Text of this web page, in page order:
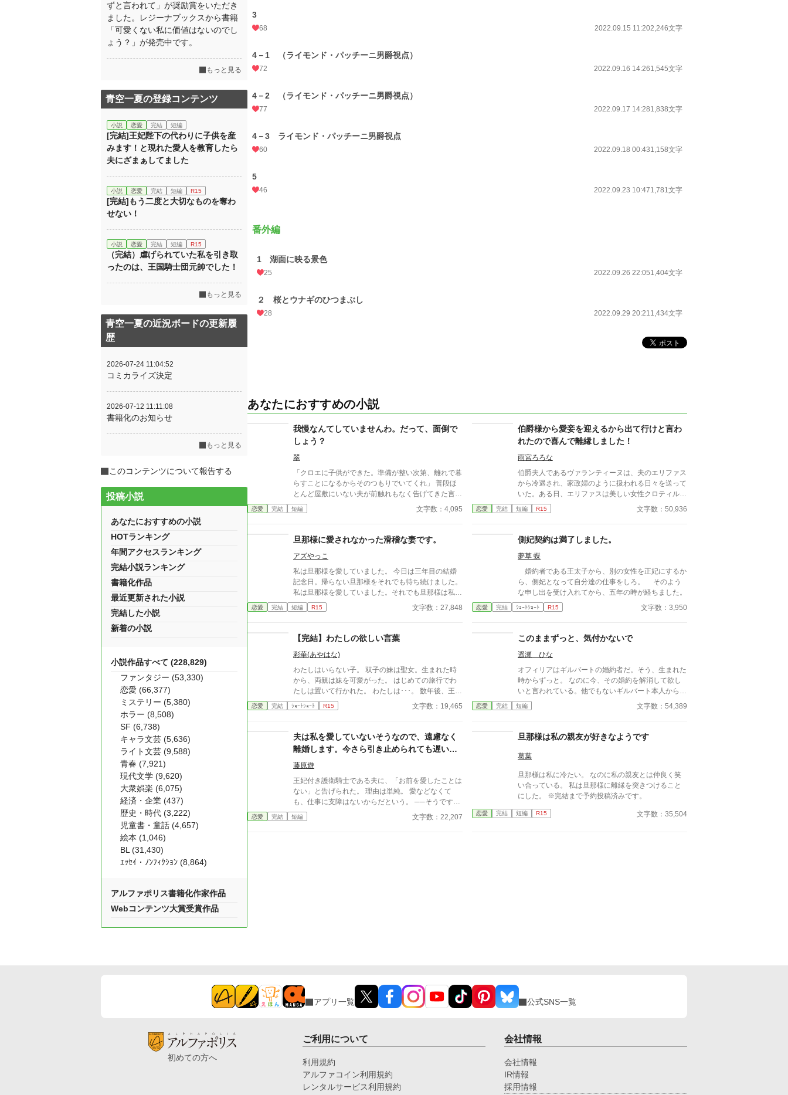
3
68 2022.09.15 11:202,246文字
4－1 （ライモンド・パッチーニ男爵視点）
72 2022.09.16 14:261,545文字
4－2 （ライモンド・パッチーニ男爵視点）
77 2022.09.17 14:281,838文字
4－3 ライモンド・パッチーニ男爵視点
60 2022.09.18 00:431,158文字
5
46 2022.09.23 10:471,781文字
番外編
1 湖面に映る景色
25 2022.09.26 22:051,404文字
２ 桜とウナギのひつまぶし
28 2022.09.29 20:211,434文字
あなたにおすすめの小説
我慢なんてしていませんわ。だって、面倒で
しょう？
翠
「クロエに子供ができた。準備が整い次第、離れで暮
らすことになるからそのつもりでいてくれ」 普段ほ
とんど屋敷にいない夫が前触れもなく告げてきた言葉
をきっかけに、レティシアは“三年間”の契約を終わら
せることにした。 赤の他人を屋敷に迎えることはし
って、面倒でしょう？」 不誠実な夫も、無意味な結
婚も、 この際すべて切り捨ててしまいましょう。
恋愛 完結 短編 文字数：4,095
伯爵様から愛妾を迎えるから出て行けと言わ
れたので喜んで離縁しました！
雨宮ろろな
伯爵夫人であるヴァランティーヌは、夫のエリファス
から冷遇され、家政婦のように扱われる日々を送って
いた。ある日、エリファスは美しい女性クロティルド
を本邸に連れ帰り、「彼女を愛妾にする。お前との婚
姻は終わりだ」と冷酷に離縁を言い渡す。ヴァランテ
れて館を去った。 自由の身となった彼女を待ってい
かな心を慕っていた、隣国の若き公爵カジミールだっ
た。カジミールの領地で温かく迎えられ、本来の輝き
を取り戻していくヴァランティーヌ。 一方、彼女を
失った伯爵邸は、ヴァランティーヌの細やかな差配が
をたどる。激しい後悔に苛まれたエリファスは彼女を
恋愛 完結 短編 R15 文字数：50,936
旦那様に愛されなかった滑稽な妻です。
アズやっこ
私は旦那様を愛していました。 今日は三年目の結婚
記念日。帰らない旦那様をそれでも待ち続けました。
私は旦那様を愛していました。それでも旦那様は私を
愛してくれないのですね。 これはお別れではありま
せん。役目が終わったので交代するだけです。役立た
恋愛 完結 短編 R15 文字数：27,848
側妃契約は満了しました。
夢草 蝶
婚約者である王太子から、別の女性を正妃にするか
ら、側妃となって自分達の仕事をしろ。 そのよう
な申し出を受け入れてから、五年の時が経ちました。
恋愛 完結 ｼｮｰﾄｼｮｰﾄ R15 文字数：3,950
【完結】わたしの欲しい言葉
彩華(あやはな)
わたしはいらない子。 双子の妹は聖女。生まれた時
から、両親は妹を可愛がった。 はじめての旅行でわ
たしは置いて行かれた。 わたしは･･･。 数年後、王太
子と結婚した聖女たちの前に現れた帝国の使者。彼女
は一足の靴を彼らの前にさしだしたー。 ＊ドロッと
い。
恋愛 完結 ｼｮｰﾄｼｮｰﾄ R15 文字数：19,465
このままずっと、気付かないで
遥瀬 ひな
オフィリアはギルバートの婚約者だ。そう、生まれた
時からずっと。 なのに今、その婚約を解消して欲し
いと言われている。他でもないギルバート本人から、
なんの前触れもなく突然に。 「すまない、オフィリ
ア。」 「畏まりました、王太子殿下。」 そう答える
はいないと分かっているから。 《読点連作〜せつな
恋愛 完結 短編 文字数：54,389
夫は私を愛していないそうなので、遠慮なく
離婚します。今さら引き止められても遅いで
す
藤原遊
王妃付き護衛騎士である夫に、「お前を愛したことは
ない」と告げられた。 理由は単純。 愛などなくて
も、仕事に支障はないからだという。 ──そうです
か。 それなら、こちらも遠慮する必要はありません
ね。 王妃の機嫌、侍女たちとの関係、贈り物の選
恋愛 完結 短編 文字数：22,207
旦那様は私の親友が好きなようです
葛葉
旦那様は私に冷たい。 なのに私の親友とは仲良く笑
い合っている。 私は旦那様に離縁を突きつけること
にした。 ※完結まで予約投稿済みです。
恋愛 完結 短編 R15 文字数：35,504
ずと言われて」が奨励賞をいただき
ました。レジーナブックスから書籍
「可愛くない私に価値はないのでし
ょう？」が発売中です。
もっと見る
青空一夏の登録コンテンツ
小説 恋愛 完結 短編
[完結]王妃陛下の代わりに子供を産
みます！と現れた愛人を教育したら
夫にざまぁしてました
小説 恋愛 完結 短編 R15
[完結]もう二度と大切なものを奪わ
せない！
小説 恋愛 完結 短編 R15
（完結）虐げられていた私を引き取
ったのは、王国騎士団元帥でした！
もっと見る
青空一夏の近況ボードの更新履
歴
2026-07-24 11:04:52
コミカライズ決定
2026-07-12 11:11:08
書籍化のお知らせ
もっと見る
このコンテンツについて報告する
投稿小説
あなたにおすすめの小説
HOTランキング
年間アクセスランキング
完結小説ランキング
書籍化作品
最近更新された小説
完結した小説
新着の小説
小説作品すべて (228,829)
ファンタジー (53,330)
恋愛 (66,377)
ミステリー (5,380)
ホラー (8,508)
SF (6,738)
キャラ文芸 (5,636)
ライト文芸 (9,588)
青春 (7,921)
現代文学 (9,620)
大衆娯楽 (6,075)
経済・企業 (437)
歴史・時代 (3,222)
児童書・童話 (4,657)
絵本 (1,046)
BL (31,430)
ｴｯｾｲ・ﾉﾝﾌｨｸｼｮﾝ (8,864)
アルファポリス書籍化作家作品
Webコンテンツ大賞受賞作品
アプリ一覧 公式SNS一覧
初めての方へ
ご利用について
利用規約
アルファコイン利用規約
レンタルサービス利用規約
会社情報
会社情報
IR情報
採用情報